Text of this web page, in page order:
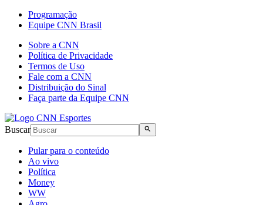
Programação
Equipe CNN Brasil
Sobre a CNN
Política de Privacidade
Termos de Uso
Fale com a CNN
Distribuição do Sinal
Faça parte da Equipe CNN
Buscar
Pular para o conteúdo
Ao vivo
Política
Money
WW